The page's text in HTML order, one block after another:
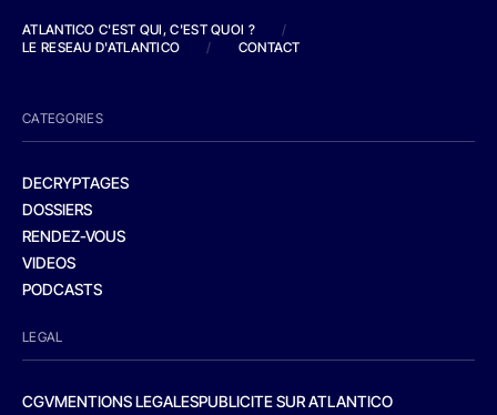
ATLANTICO C'EST QUI, C'EST QUOI ?
/
LE RESEAU D'ATLANTICO
/ CONTACT
CATEGORIES
DECRYPTAGES
DOSSIERS
RENDEZ-VOUS
VIDEOS
PODCASTS
LEGAL
CGVMENTIONS LEGALESPUBLICITE SUR ATLANTICO